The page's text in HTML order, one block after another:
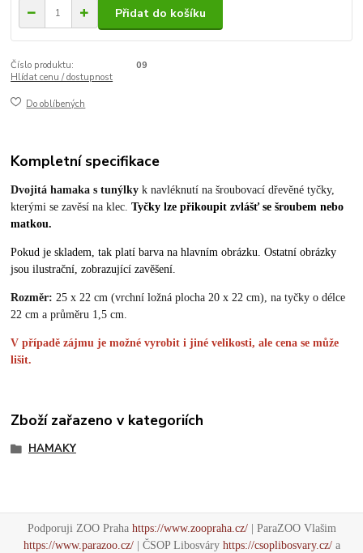
Přidat do košíku
Číslo produktu:
09
Hlídat cenu / dostupnost
Do oblíbených
Kompletní specifikace
Dvojitá hamaka s tunýlky k navléknutí na šroubovací dřevěné tyčky,
kterými se zavěsí na klec.Tyčky lze přikoupit zvlášť se šroubem nebo
matkou.
Pokud je skladem, tak platí barva na hlavním obrázku. Ostatní obrázky
jsou ilustrační, zobrazující zavěšení.
Rozměr: 25 x 22 cm (vrchní ložná plocha 20 x 22 cm), na tyčky o délce
22 cm a průměru 1,5 cm.
V případě zájmu je možné vyrobit i jiné velikosti, ale cena se může
lišit.
Zboží zařazeno v kategoriích
HAMAKY
Podporuji ZOO Praha https://www.zoopraha.cz/| ParaZOO Vlašim
https://www.parazoo.cz/| ČSOP Libosváry https://csoplibosvary.cz/a